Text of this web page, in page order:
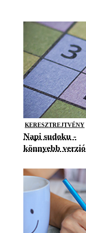
KERESZTREJTVÉNY
Napi sudoku -
könnyebb verzió